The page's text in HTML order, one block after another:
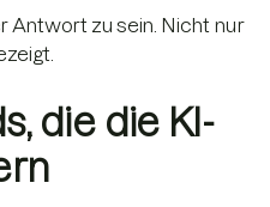
Antwort zu sein. Nicht nur
die die KI-